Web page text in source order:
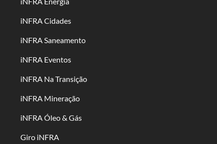
iNFRA Cidades
iNFRA Saneamento
iNFRA Eventos
iNFRA Na Transição
iNFRA Mineração
iNFRA Óleo & Gás
Giro iNFRA